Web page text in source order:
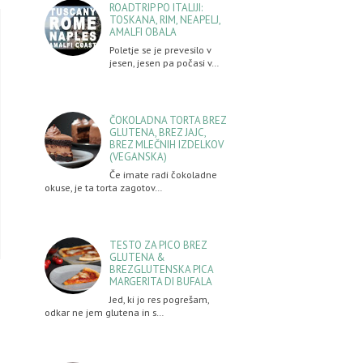
ROADTRIP PO ITALIJI:
TOSKANA, RIM, NEAPELJ,
AMALFI OBALA
Poletje se je prevesilo v
jesen, jesen pa počasi v…
ČOKOLADNA TORTA BREZ
GLUTENA, BREZ JAJC,
BREZ MLEČNIH IZDELKOV
(VEGANSKA)
Če imate radi čokoladne
okuse, je ta torta zagotov…
TESTO ZA PICO BREZ
GLUTENA &
BREZGLUTENSKA PICA
MARGERITA DI BUFALA
Jed, ki jo res pogrešam,
odkar ne jem glutena in s…